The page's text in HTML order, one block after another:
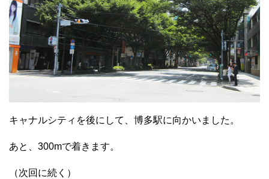
キャナルシティを後にして、博多駅に向かいました。
あと、300mで着きます。
（次回に続く）